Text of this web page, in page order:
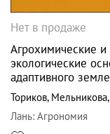
Нет в продаже
Агрохимические и
экологические
адаптивного
Ториков, Мельникова,
Лань: Агрономия